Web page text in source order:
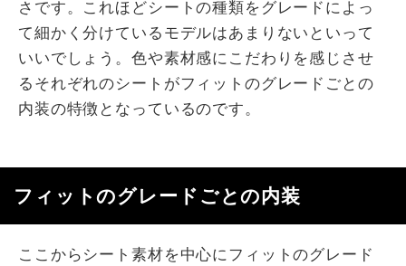
さです。これほどシートの種類をグレードによっ
て細かく分けているモデルはあまりないといって
いいでしょう。色や素材感にこだわりを感じさせ
るそれぞれのシートがフィットのグレードごとの
内装の特徴となっているのです。
フィットのグレードごとの内装
ここからシート素材を中心にフィットのグレード